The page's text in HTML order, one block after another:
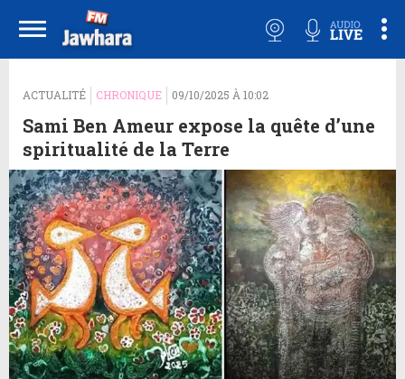
ACTUALITÉ CHRONIQUE 09/10/2025 À 10:02
Sami Ben Ameur expose la quête d’une
spiritualité de la Terre